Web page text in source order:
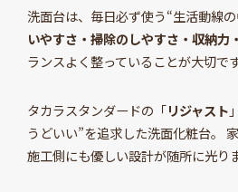
洗面台は、毎日必ず使う“生活動線の
いやすさ・掃除のしやすさ・収納力
ランスよく整っていることが大切です
タカラスタンダードの「リジャスト
うどいい”を追求した洗面化粧台。
施工側にも優しい設計が随所に光りま